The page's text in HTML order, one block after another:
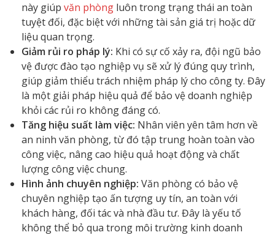
này giúp văn phòng luôn trong trạng thái an toàn
tuyệt đối, đặc biệt với những tài sản giá trị hoặc dữ
liệu quan trọng.
Giảm rủi ro pháp lý: Khi có sự cố xảy ra, đội ngũ bảo
vệ được đào tạo nghiệp vụ sẽ xử lý đúng quy trình,
giúp giảm thiểu trách nhiệm pháp lý cho công ty. Đây
là một giải pháp hiệu quả để bảo vệ doanh nghiệp
khỏi các rủi ro không đáng có.
Tăng hiệu suất làm việc: Nhân viên yên tâm hơn về
an ninh văn phòng, từ đó tập trung hoàn toàn vào
công việc, nâng cao hiệu quả hoạt động và chất
lượng công việc chung.
Hình ảnh chuyên nghiệp: Văn phòng có bảo vệ
chuyên nghiệp tạo ấn tượng uy tín, an toàn với
khách hàng, đối tác và nhà đầu tư. Đây là yếu tố
không thể bỏ qua trong môi trường kinh doanh